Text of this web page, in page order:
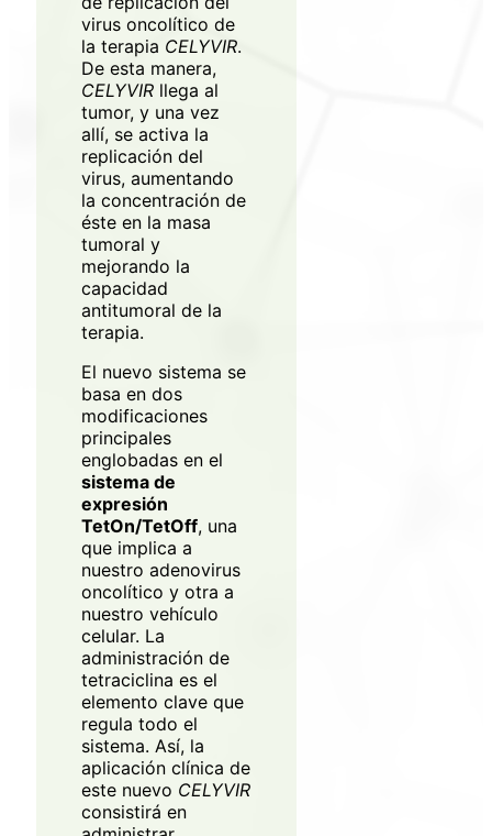
Accede a XarSmart
Email
Contraseña
Regístrate en
XarSmart
Acepto recibir correos
* Obligatorio
virus oncolítico de
la terapia CELYVIR.
De esta manera,
CELYVIR llega al
tumor, y una vez
allí, se activa la
replicación del
virus, aumentando
la concentración de
éste en la masa
tumoral y
mejorando la
capacidad
antitumoral de la
terapia.
El nuevo sistema se
basa en dos
modificaciones
principales
englobadas en el
sistema de
expresión
TetOn/TetOff, una
que implica a
nuestro adenovirus
oncolítico y otra a
nuestro vehículo
celular. La
administración de
tetraciclina es el
elemento clave que
regula todo el
sistema. Así, la
aplicación clínica de
este nuevo CELYVIR
consistirá en